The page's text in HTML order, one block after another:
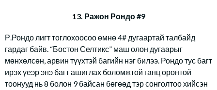
13. Ражон Рондо #9
Р.Рондо лигт тоглохоосоо өмнө 4# дугаартай талбайд
гардаг байв. “Бостон Селтикс” маш олон дугаарыг
мөнхөлсөн, арвин түүхтэй багийн нэг билээ. Рондо тус багт
ирэх үеэр энэ багт ашиглах боломжтой ганц оронтой
тоонууд нь 8 болон 9 байсан бөгөөд тэр сонголтоо хийсэн